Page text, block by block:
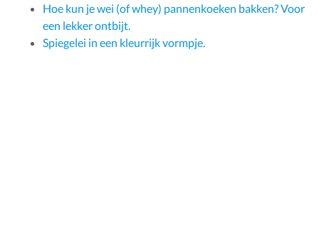
Hoe kun je wei (of whey) pannenkoeken bakken? Voor
een lekker ontbijt.
Spiegelei in een kleurrijk vormpje.